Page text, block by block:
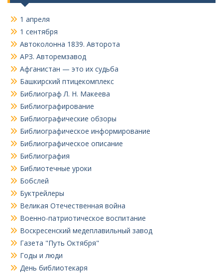
1 апреля
1 сентября
Автоколонна 1839. Авторота
АРЗ. Авторемзавод
Афганистан — это их судьба
Башкирский птицекомплекс
Библиограф Л. Н. Макеева
Библиографирование
Библиографические обзоры
Библиографическое информирование
Библиографическое описание
Библиография
Библиотечные уроки
Бобслей
Буктрейлеры
Великая Отечественная война
Военно-патриотическое воспитание
Воскресенский медеплавильный завод
Газета "Путь Октября"
Годы и люди
День библиотекаря